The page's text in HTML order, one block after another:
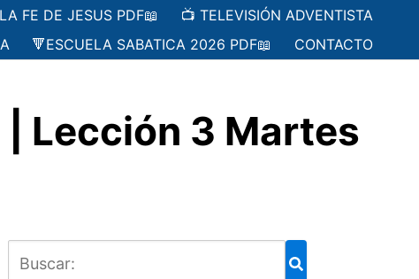
FE DE JESUS PDF📖
📺 TELEVISIÓN ADVENTISTA
🔻ESCUELA SABATICA 2026 PDF📖 CONTACTO
| Lección 3 Martes